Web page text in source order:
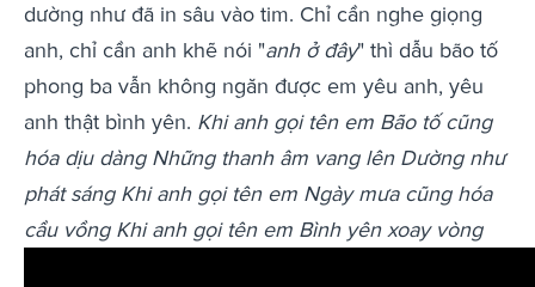
dường như đã in sâu vào tim. Chỉ cần nghe giọng
anh, chỉ cần anh khẽ nói "anh ở đây" thì dẫu bão tố
phong ba vẫn không ngăn được em yêu anh, yêu
anh thật bình yên. Khi anh gọi tên em Bão tố cũng
hóa dịu dàng Những thanh âm vang lên Dường như
phát sáng Khi anh gọi tên em Ngày mưa cũng hóa
cầu vồng Khi anh gọi tên em Bình yên xoay vòng